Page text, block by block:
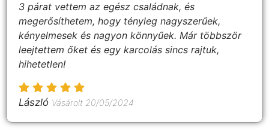
3 párat vettem az egész családnak, és
megerősíthetem, hogy tényleg nagyszerűek,
kényelmesek és nagyon könnyűek. Már többször
leejtettem őket és egy karcolás sincs rajtuk,
hihetetlen!
László Vásárolt 20/05/2024